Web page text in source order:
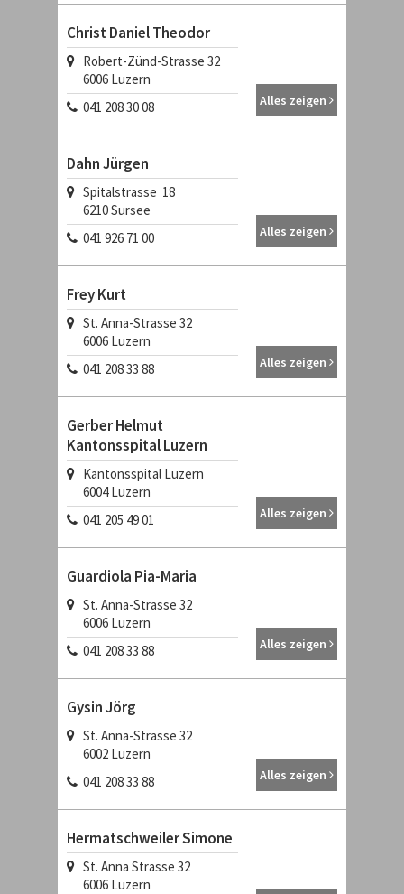
Christ Daniel Theodor
Robert-Zünd-Strasse 32
6006 Luzern
041 208 30 08
Alles zeigen
Dahn Jürgen
Spitalstrasse 18
6210Sursee
041 926 71 00
Alles zeigen
Frey Kurt
St. Anna-Strasse 32
6006 Luzern
041 208 33 88
Alles zeigen
Gerber Helmut
Kantonsspital Luzern
Kantonsspital Luzern
6004 Luzern
041 205 49 01
Alles zeigen
Guardiola Pia-Maria
St. Anna-Strasse 32
6006 Luzern
041 208 33 88
Alles zeigen
Gysin Jörg
St. Anna-Strasse 32
6002 Luzern
041 208 33 88
Alles zeigen
Hermatschweiler Simone
St. Anna Strasse 32
6006 Luzern